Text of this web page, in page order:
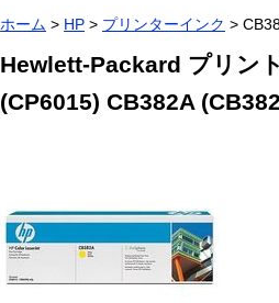
ホーム > HP > プリンターインク >
Hewlett-Packard プリン
(CP6015) CB382A